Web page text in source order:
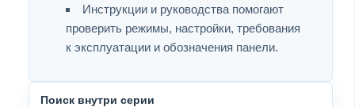
Инструкции и руководства помогают
проверить режимы, настройки, требования
к эксплуатации и обозначения панели.
Поиск внутри серии